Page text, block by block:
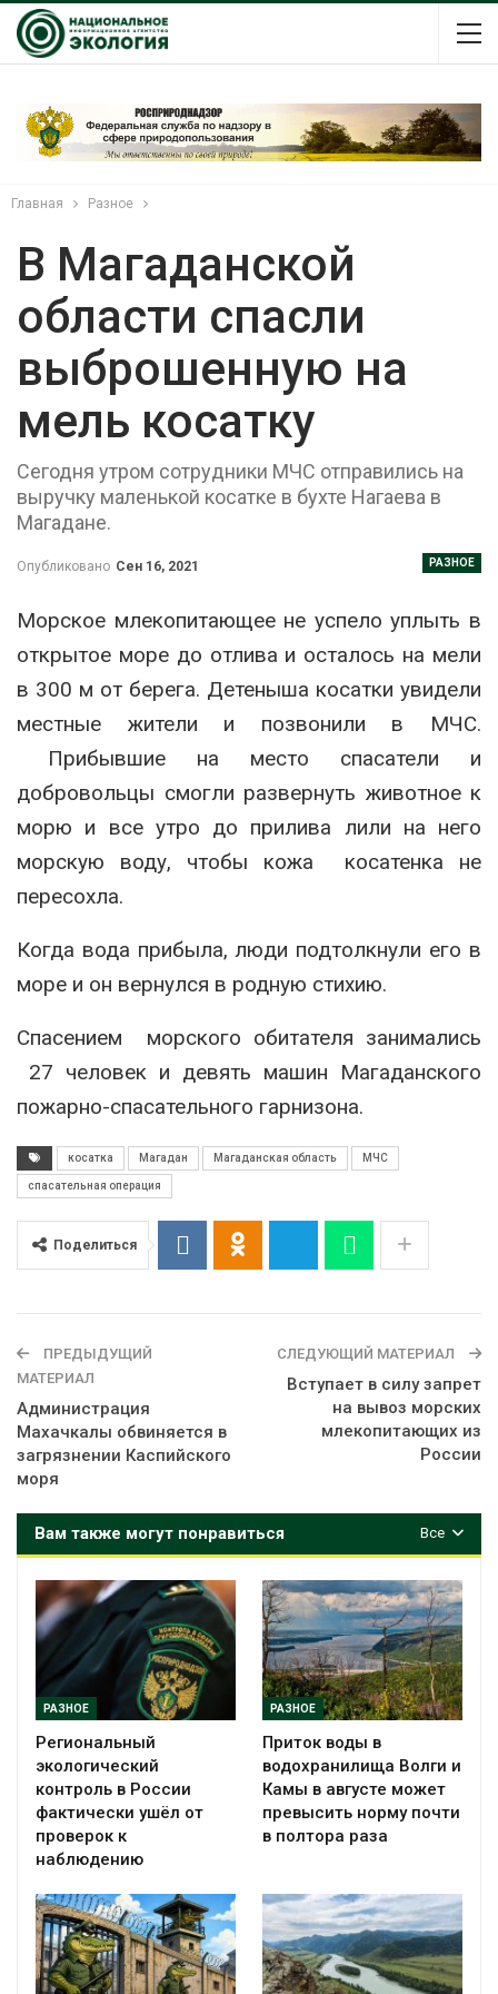
Главная Разное
В Магаданской
области спасли
выброшенную на
мель косатку
Сегодня утром сотрудники МЧС отправились на
выручку маленькой косатке в бухте Нагаева в
Магадане.
РАЗНОЕ
Опубликовано Сен 16, 2021
Морское млекопитающее не успело уплыть в
открытое море до отлива и осталось на мели
в 300 м от берега. Детеныша косатки увидели
местные жители и позвонили в МЧС.
Прибывшие на место спасатели и
добровольцы смогли развернуть животное к
морю и все утро до прилива лили на него
морскую воду, чтобы кожа косатенка не
пересохла.
Когда вода прибыла, люди подтолкнули его в
море и он вернулся в родную стихию.
Спасением морского обитателя занимались
27 человек и девять машин Магаданского
пожарно-спасательного гарнизона.
косатка Магадан Магаданская область МЧС
спасательная операция
Поделиться
ПРЕДЫДУЩИЙ
МАТЕРИАЛ
Администрация
Махачкалы обвиняется в
загрязнении Каспийского
моря
СЛЕДУЮЩИЙ МАТЕРИАЛ
Вступает в силу запрет
на вывоз морских
млекопитающих из
России
Все
Вам также могут понравиться
РАЗНОЕ
Региональный
экологический
контроль в России
фактически ушёл от
проверок к
наблюдению
РАЗНОЕ
Приток воды в
водохранилища Волги и
Камы в августе может
превысить норму почти
в полтора раза